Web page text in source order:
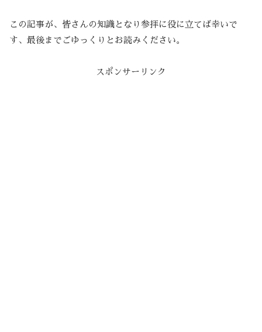
この記事が、皆さんの知識となり参拝に役に立てば幸いで
す、最後までごゆっくりとお読みください。
スポンサーリンク